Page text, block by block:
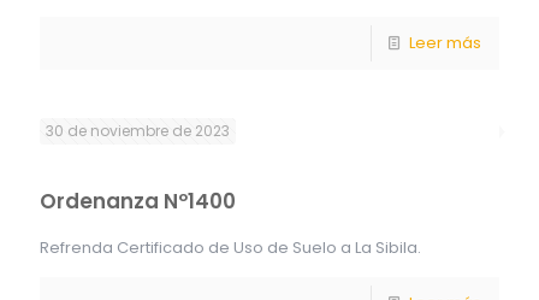
Leer más
30 de noviembre de 2023
Ordenanza Nº1400
Refrenda Certificado de Uso de Suelo a La Sibila.